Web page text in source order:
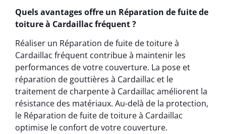
Quels avantages offre un Réparation de fuite de
toiture à Cardaillac fréquent ?
Réaliser un Réparation de fuite de toiture à
Cardaillac fréquent contribue à maintenir les
performances de votre couverture. La pose et
réparation de gouttières à Cardaillac et le
traitement de charpente à Cardaillac améliorent la
résistance des matériaux. Au-delà de la protection,
le Réparation de fuite de toiture à Cardaillac
optimise le confort de votre couverture.